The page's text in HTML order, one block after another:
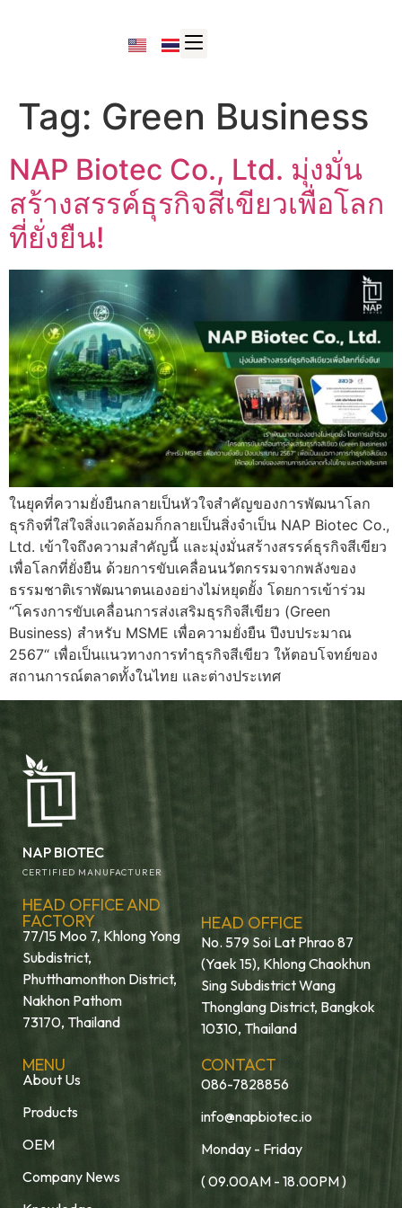
Tag: Green Business
NAP Biotec Co., Ltd. มุ่งมั่น
สร้างสรรค์ธุรกิจสีเขียวเพื่อโลก
ที่ยั่งยืน!
ในยุคที่ความยั่งยืนกลายเป็นหัวใจสำคัญของการพัฒนาโลก
ธุรกิจที่ใส่ใจสิ่งแวดล้อมก็กลายเป็นสิ่งจำเป็น NAP Biotec Co.,
Ltd. เข้าใจถึงความสำคัญนี้ และมุ่งมั่นสร้างสรรค์ธุรกิจสีเขียว
เพื่อโลกที่ยั่งยืน ด้วยการขับเคลื่อนนวัตกรรมจากพลังของ
ธรรมชาติเราพัฒนาตนเองอย่างไม่หยุดยั้ง โดยการเข้าร่วม
“โครงการขับเคลื่อนการส่งเสริมธุรกิจสีเขียว (Green
Business) สำหรับ MSME เพื่อความยั่งยืน ปีงบประมาณ
2567“ เพื่อเป็นแนวทางการทำธุรกิจสีเขียว ให้ตอบโจทย์ของ
สถานการณ์ตลาดทั้งในไทย และต่างประเทศ
NAP BIOTEC
CERTIFIED MANUFACTURER
HEAD OFFICE AND
FACTORY
77/15 Moo 7, Khlong Yong
Subdistrict,
Phutthamonthon District,
Nakhon Pathom
73170, Thailand
HEAD OFFICE
No. 579 Soi Lat Phrao 87
(Yaek 15), Khlong Chaokhun
Sing Subdistrict Wang
Thonglang District, Bangkok
10310, Thailand
MENU
About Us
Products
OEM
Company News
CONTACT
086-7828856
info@napbiotec.io
Monday - Friday
( 09.00AM - 18.00PM )